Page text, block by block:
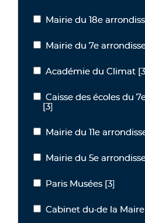
Mairie du 18e arrondissement
Mairie du 18e
Mairie du 7e arrondissement
Mairie du 7e
Académie du Climat
Académie du Climat
Caisse des écoles du 7e
Caisse des écoles du
[3]
Mairie du 11e arrondissement
Mairie du 11e
Mairie du 5e arrondissement
Mairie du 5e
Paris Musées
Paris Musées [3]
Cabinet du·de la Maire
Cabinet du·de la Maire